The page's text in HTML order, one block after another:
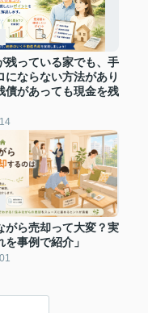
残っている家でも、手
にならない方法があり
債があっても現金を残
がら売却って大変？実
を事例で紹介」